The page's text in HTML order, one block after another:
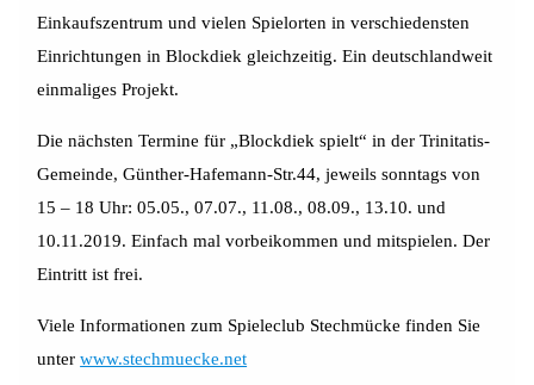
Einkaufszentrum und vielen Spielorten in verschiedensten
Einrichtungen in Blockdiek gleichzeitig. Ein deutschlandweit
einmaliges Projekt.
Die nächsten Termine für „Blockdiek spielt“ in der Trinitatis-
Gemeinde, Günther-Hafemann-Str.44, jeweils sonntags von
15 – 18 Uhr: 05.05., 07.07., 11.08., 08.09., 13.10. und
10.11.2019. Einfach mal vorbeikommen und mitspielen. Der
Eintritt ist frei.
Viele Informationen zum Spieleclub Stechmücke finden Sie
unterwww.stechmuecke.net